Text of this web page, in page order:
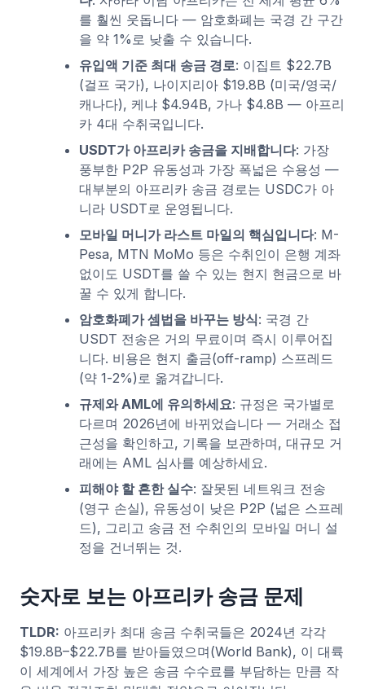
를 훨씬 웃돕니다 — 암호화폐는 국경 간 구간
을 약 1%로 낮출 수 있습니다.
유입액 기준 최대 송금 경로: 이집트 $22.7B
(걸프 국가), 나이지리아 $19.8B (미국/영국/
캐나다), 케냐 $4.94B, 가나 $4.8B — 아프리
카 4대 수취국입니다.
USDT가 아프리카 송금을 지배합니다: 가장
풍부한 P2P 유동성과 가장 폭넓은 수용성 —
대부분의 아프리카 송금 경로는 USDC가 아
니라 USDT로 운영됩니다.
모바일 머니가 라스트 마일의 핵심입니다: M-
Pesa, MTN MoMo 등은 수취인이 은행 계좌
없이도 USDT를 쓸 수 있는 현지 현금으로 바
꿀 수 있게 합니다.
암호화폐가 셈법을 바꾸는 방식: 국경 간
USDT 전송은 거의 무료이며 즉시 이루어집
니다. 비용은 현지 출금(off-ramp) 스프레드
(약 1-2%)로 옮겨갑니다.
규제와 AML에 유의하세요: 규정은 국가별로
다르며 2026년에 바뀌었습니다 — 거래소 접
근성을 확인하고, 기록을 보관하며, 대규모 거
래에는 AML 심사를 예상하세요.
피해야 할 흔한 실수: 잘못된 네트워크 전송
(영구 손실), 유동성이 낮은 P2P (넓은 스프레
드), 그리고 송금 전 수취인의 모바일 머니 설
정을 건너뛰는 것.
숫자로 보는 아프리카 송금 문제
TLDR: 아프리카 최대 송금 수취국들은 2024년 각각
$19.8B–$22.7B를 받아들였으며(World Bank), 이 대륙
이 세계에서 가장 높은 송금 수수료를 부담하는 만큼 작